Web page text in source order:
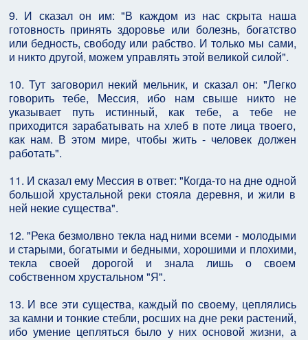
9. И сказал он им: "В каждом из нас скрыта наша
готовность принять здоровье или болезнь, богатство
или бедность, свободу или рабство. И только мы сами,
и никто другой, можем управлять этой великой силой".
10. Тут заговорил некий мельник, и сказал он: "Легко
говорить тебе, Мессия, ибо нам свыше никто не
указывает путь истинный, как тебе, а тебе не
приходится зарабатывать на хлеб в поте лица твоего,
как нам. В этом мире, чтобы жить - человек должен
работать".
11. И сказал ему Мессия в ответ: "Когда-то на дне одной
большой хрустальной реки стояла деревня, и жили в
ней некие существа".
12. "Река безмолвно текла над ними всеми - молодыми
и старыми, богатыми и бедными, хорошими и плохими,
текла своей дорогой и знала лишь о своем
собственном хрустальном "Я".
13. И все эти существа, каждый по своему, цеплялись
за камни и тонкие стебли, росших на дне реки растений,
ибо умение цепляться было у них основой жизни, а